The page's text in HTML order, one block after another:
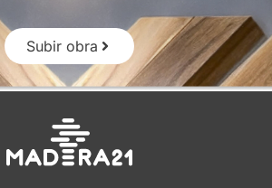
Subir obra